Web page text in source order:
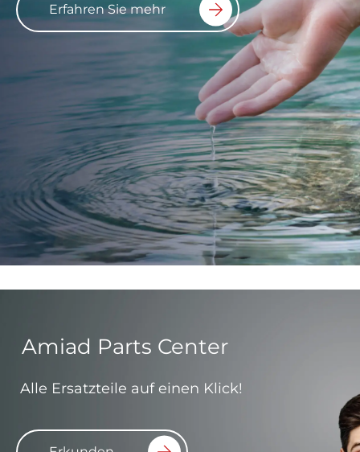
Erfahren Sie mehr
Amiad Parts Center
Alle Ersatzteile auf einen Klick!